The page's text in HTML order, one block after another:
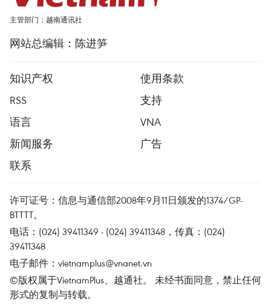
主管部门：越南通讯社
网站总编辑：陈进笋
知识产权
使用条款
RSS
支持
语言
VNA
新闻服务
广告
联系
许可证号：信息与通信部2008年9月11日颁发的1374/GP-
BTTTT。
电话：(024) 39411349 - (024) 39411348，传真：(024)
39411348
电子邮件： vietnamplus@vnanet.vn
©版权属于VietnamPlus、越通社。 未经书面同意，禁止任何
形式的复制与转载。